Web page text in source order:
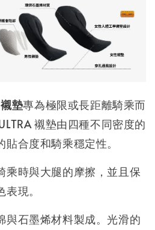
墊專為極限或長距離騎乘而
襯墊由四種不同密度的
合度和騎乘穩定性。
乘時與大腿的摩擦，並且保
現。
與石墨烯材料製成。光滑的